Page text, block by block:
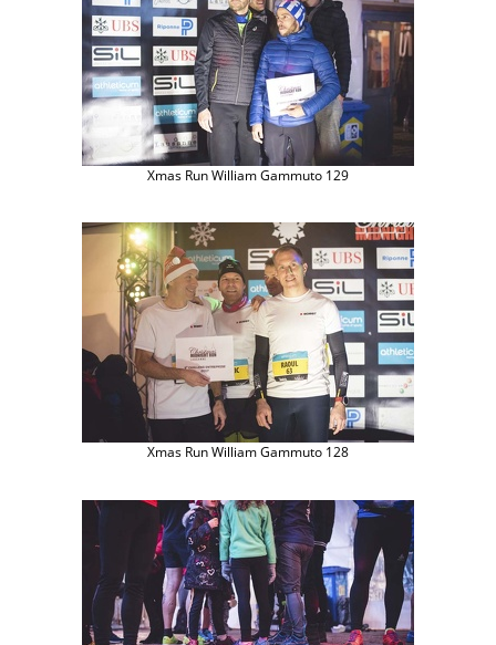
Xmas Run William Gammuto 129
Xmas Run William Gammuto 128